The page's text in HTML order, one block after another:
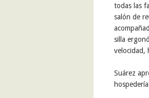
todas las
salón de
silla
velocidad,
Suárez